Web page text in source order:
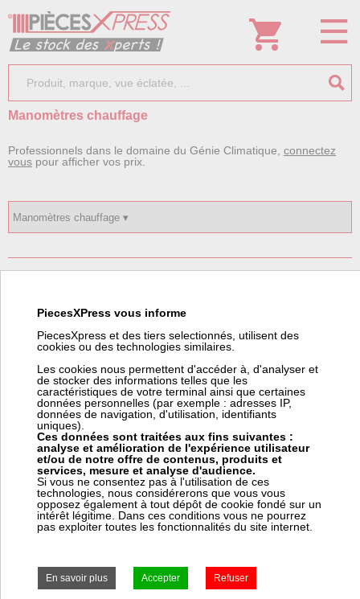
Manomètres chauffage
Professionnels dans le domaine du Génie Climatique, connectez
vous pour afficher vos prix.
Mano abs v.exp.d63 ax. 3/8 4b
± 8 jours ouvrés
Afriso Eurojauge
63914
8,82 € TTC
PiecesXPress vous informe
PiecesXpress et des tiers selectionnés, utilisent des
cookies ou des technologies similaires.
Les cookies nous permettent d'accéder à, d'analyser et
de stocker des informations telles que les
caractéristiques de votre terminal ainsi que certaines
données personnelles (par exemple : adresses IP,
données de navigation, d'utilisation, identifiants
uniques).
Ces données sont traitées aux fins suivantes :
analyse et amélioration de l'expérience utilisateur
et/ou de notre offre de contenus, produits et
services, mesure et analyse d'audience.
Si vous ne consentez pas à l'utilisation de ces
technologies, nous considérerons que vous vous
opposez également à tout dépôt de cookie fondé sur un
intérêt légitime. Dans ces conditions vous ne pourrez
pas exploiter toutes les fonctionnalités du site internet.